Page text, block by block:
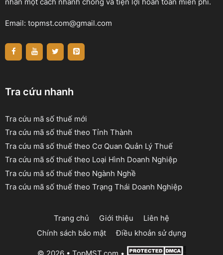
nhân một cách nhanh chóng và tiện lợi hoàn toàn miễn phí.
Email: topmst.com@gmail.com
Tra cứu nhanh
Tra cứu mã số thuế mới
Tra cứu mã số thuế theo Tỉnh Thành
Tra cứu mã số thuế theo Cơ Quan Quản Lý Thuế
Tra cứu mã số thuế theo Loại Hình Doanh Nghiệp
Tra cứu mã số thuế theo Ngành Nghề
Tra cứu mã số thuế theo Trạng Thái Doanh Nghiệp
Trang chủ Giới thiệu
Liên hệ
Chính sách bảo mật
Điều khoản sử dụng